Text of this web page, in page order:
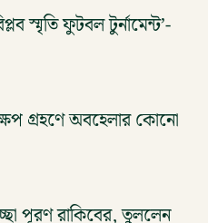
স্মৃতি ফুটবল টুর্নামেন্ট’-
গ্রহণে অবহেলার কোনো
পূরণ রাকিবের, তুললেন